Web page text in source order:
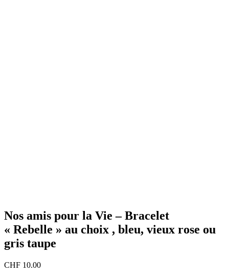
Nos amis pour la Vie – Bracelet
« Rebelle » au choix , bleu, vieux rose ou
gris taupe
CHF 10.00